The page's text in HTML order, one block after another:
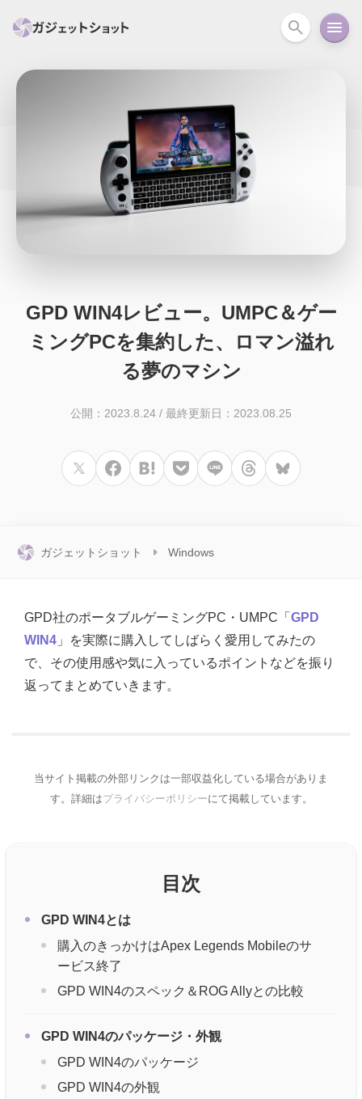
スマホ PC関連
スマートホーム アクションカメラ
回線 iPhone iPad Mac Android
GPD WIN4レビュー。UMPC＆ゲー
ミングPCを集約した、ロマン溢れ
る夢のマシン
公開：2023.8.24 / 最終更新日：2023.08.25
ガジェットショット Windows
GPD社のポータブルゲーミングPC・UMPC「 GPD
WIN4 」を実際に購入してしばらく愛用してみたの
で、その使用感や気に入っているポイントなどを振り
返ってまとめていきます。
当サイト掲載の外部リンクは一部収益化している場合がありま
す。詳細はプライバシーポリシーにて掲載しています。
目次
GPD WIN4とは
購入のきっかけはApex Legends Mobileのサ
ービス終了
GPD WIN4のスペック＆ROG Allyとの比較
GPD WIN4のパッケージ・外観
GPD WIN4のパッケージ
GPD WIN4の外観